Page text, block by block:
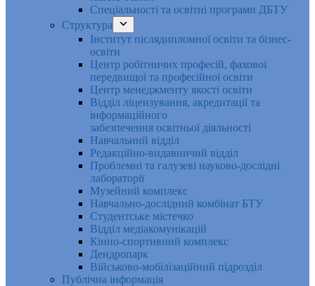
Спеціальності та освітні програми ДБТУ
Структура
Інститут післядипломної освіти та бізнес-
освіти
Центр робітничих професій, фахової
передвищої та професійної освіти
Центр менеджменту якості освіти
Відділ ліцензування, акредитації та
інформаційного
забезпечення освітньої діяльності
Навчальний відділ
Редакційно-видавничий відділ
Проблемні та галузеві науково-дослідні
лабораторії
Музейний комплекс
Навчально-дослідний комбінат БТУ
Студентське містечко
Відділ медіакомунікацій
Кінно-спортивний комплекс
Дендропарк
Військово-мобілізаційний підрозділ
Публічна інформація